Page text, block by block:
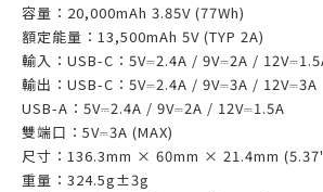
容量：20,000mAh 3.85V (77Wh)
額定能量：13,500mAh 5V (TYP 2A)
輸入：USB-C：5V⎓2.4A / 9V⎓2A /
輸出：USB-C：5V⎓2.4A / 9V⎓3A / 12V⎓3A
USB-A：5V⎓2.4A / 9V⎓2A / 12V⎓1.5A
雙端口：5V⎓3A (MAX)
尺寸：136.3mm × 60mm × 21.4mm
重量：324.5g±3g